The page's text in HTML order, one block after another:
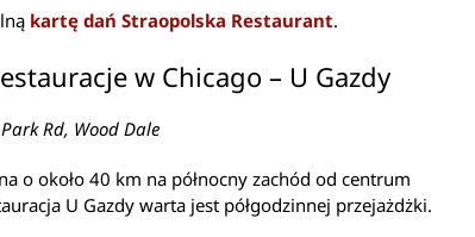
kartę dań Straopolska Restaurant.
w Chicago – U Gazdy
Rd, Wood Dale
o około 40 km na północny zachód od centrum
U Gazdy warta jest półgodzinnej przejażdżki.